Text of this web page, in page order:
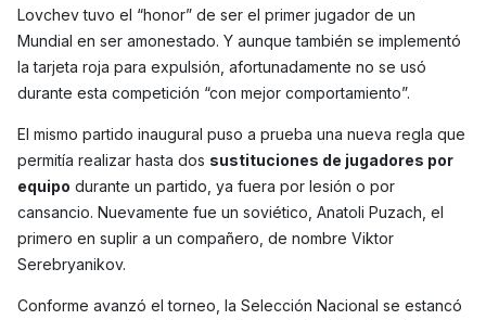
Lovchev tuvo el “honor” de ser el primer jugador de un
Mundial en ser amonestado. Y aunque también se implementó
la tarjeta roja para expulsión, afortunadamente no se usó
durante esta competición “con mejor comportamiento”.
El mismo partido inaugural puso a prueba una nueva regla que
permitía realizar hasta dos sustituciones de jugadores por
equipo durante un partido, ya fuera por lesión o por
cansancio. Nuevamente fue un soviético, Anatoli Puzach, el
primero en suplir a un compañero, de nombre Viktor
Serebryanikov.
Conforme avanzó el torneo, la Selección Nacional se estancó